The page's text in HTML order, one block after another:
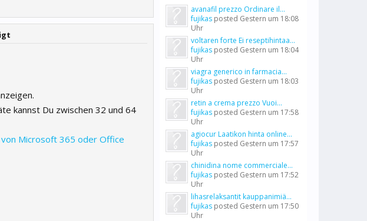
kannst Du zwischen 32 und 64
Microsoft 365 oder Office
avanafil prezzo Ordinare il...
fujikas posted Gestern um 18:08
Uhr
voltaren forte Ei reseptihintaa...
fujikas posted Gestern um 18:04
Uhr
viagra generico in farmacia...
fujikas posted Gestern um 18:03
Uhr
retin a crema prezzo Vuoi...
fujikas posted Gestern um 17:58
Uhr
agiocur Laatikon hinta online...
fujikas posted Gestern um 17:57
Uhr
chinidina nome commerciale...
fujikas posted Gestern um 17:52
Uhr
lihasrelaksantit kauppanimiä...
fujikas posted Gestern um 17:50
Uhr